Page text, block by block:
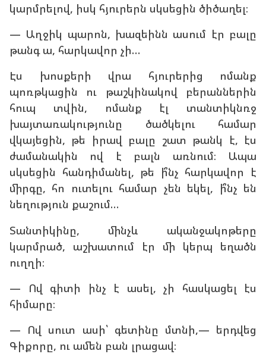
կարմրելով, իսկ հյուրերն սկսեցին ծիծաղել։
— Աղջիկ պարոն, խազեինն ասում էր բալը
թանգ ա, հարկավոր չի…
Էս խոսքերի վրա հյուրերից ոմանք
պոռթկացին ու թաշկինակով բերաններին
հուպ տվին, ոմանք էլ տանտիկնռջ
խայտառակությունը ծածկելու համար
վկայեցին, թե իրավ բալը շատ թանկ է, էս
ժամանակին ով է բալն առնում։ Ապա
սկսեցին հանդիմանել, թե ի՞նչ հարկավոր է
միրգը, հո ուտելու համար չեն եկել, ի՞նչ են
նեղություն քաշում…
Տանտիկինը, մինչև ականջակոթերը
կարմրած, աշխատում էր մի կերպ եղածն
ուղղի։
— Ով գիտի ինչ է ասել, չի հասկացել էս
հիմարը։
— Ով սուտ ասի՝ գետինը մտնի,— երդվեց
Գիքորը, ու ամեն բան լրացավ։